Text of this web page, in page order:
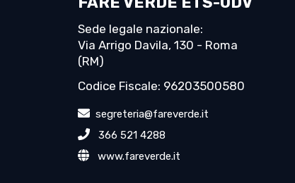
Sede legale nazionale:
Via Arrigo Davila, 130 - Roma
(RM)
Codice Fiscale: 96203500580
segreteria@fareverde.it
366 521 4288
www.fareverde.it